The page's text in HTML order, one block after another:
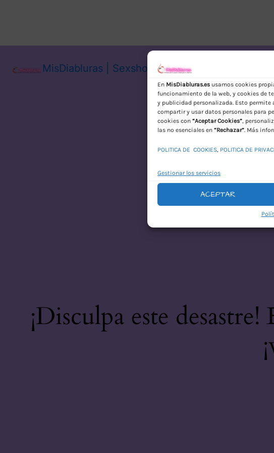
En MisDiabluras.es usamos cookies
funcionamiento de la web, y cookies de
y publicidad personalizada. Esto permite
compartir y usar datos personales para
cookies con “Aceptar Cookies”,
las no esenciales en “Rechazar”. Más
POLITICA DE COOKIES, POLITICA DE
Gestionar los servicios
ACEPTAR
MisDiabluras | Sexshop Online con Envío
¡Disculpa este